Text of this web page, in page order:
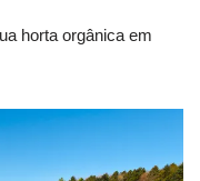
horta orgânica em